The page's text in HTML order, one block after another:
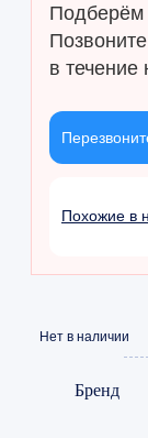
Подберём
в течение
Похожие в
Нет в наличии
Бренд